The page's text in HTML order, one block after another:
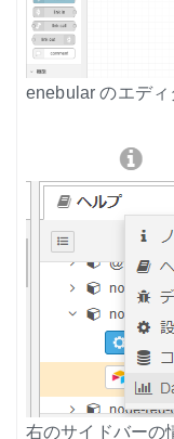
enebular のエディ
右のサイドバーの